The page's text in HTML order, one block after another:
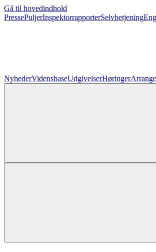
Gå til hovedindhold
PressePuljerInspektorrapporterSelvbetjening
NyhederVidensbaseUdgivelserHøringer